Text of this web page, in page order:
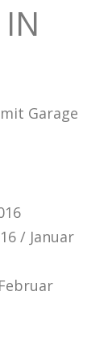
Garage
/ Januar